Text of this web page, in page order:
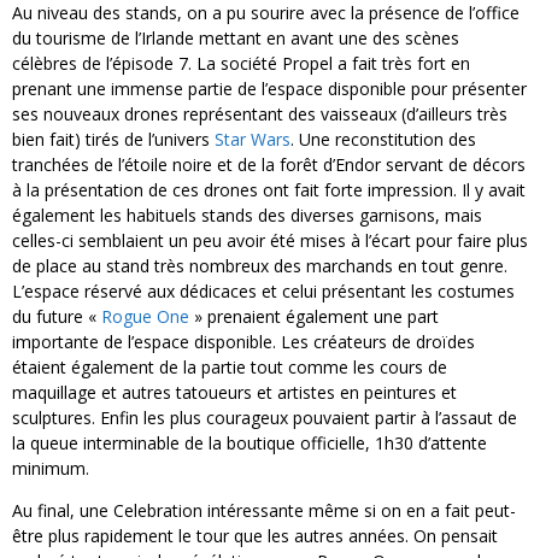
Au niveau des stands, on a pu sourire avec la présence de l’office
du tourisme de l’Irlande mettant en avant une des scènes
célèbres de l’épisode 7. La société Propel a fait très fort en
prenant une immense partie de l’espace disponible pour présenter
ses nouveaux drones représentant des vaisseaux (d’ailleurs très
bien fait) tirés de l’univers Star Wars. Une reconstitution des
tranchées de l’étoile noire et de la forêt d’Endor servant de décors
à la présentation de ces drones ont fait forte impression. Il y avait
également les habituels stands des diverses garnisons, mais
celles-ci semblaient un peu avoir été mises à l’écart pour faire plus
de place au stand très nombreux des marchands en tout genre.
L’espace réservé aux dédicaces et celui présentant les costumes
du future « Rogue One » prenaient également une part
importante de l’espace disponible. Les créateurs de droïdes
étaient également de la partie tout comme les cours de
maquillage et autres tatoueurs et artistes en peintures et
sculptures. Enfin les plus courageux pouvaient partir à l’assaut de
la queue interminable de la boutique officielle, 1h30 d’attente
minimum.
Au final, une Celebration intéressante même si on en a fait peut-
être plus rapidement le tour que les autres années. On pensait